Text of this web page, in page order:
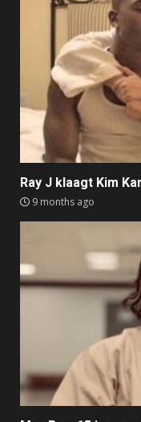
Ray J klaagt Kim
9 months ago